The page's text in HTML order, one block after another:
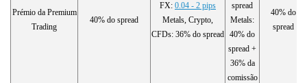
Prémio da Premium
Trading
40% do spread
FX: 0.04 - 2 pips
Metals, Crypto,
CFDs: 36% do spread
spread
Metals:
40% do
spread +
36% da
comissão
40% do
spread